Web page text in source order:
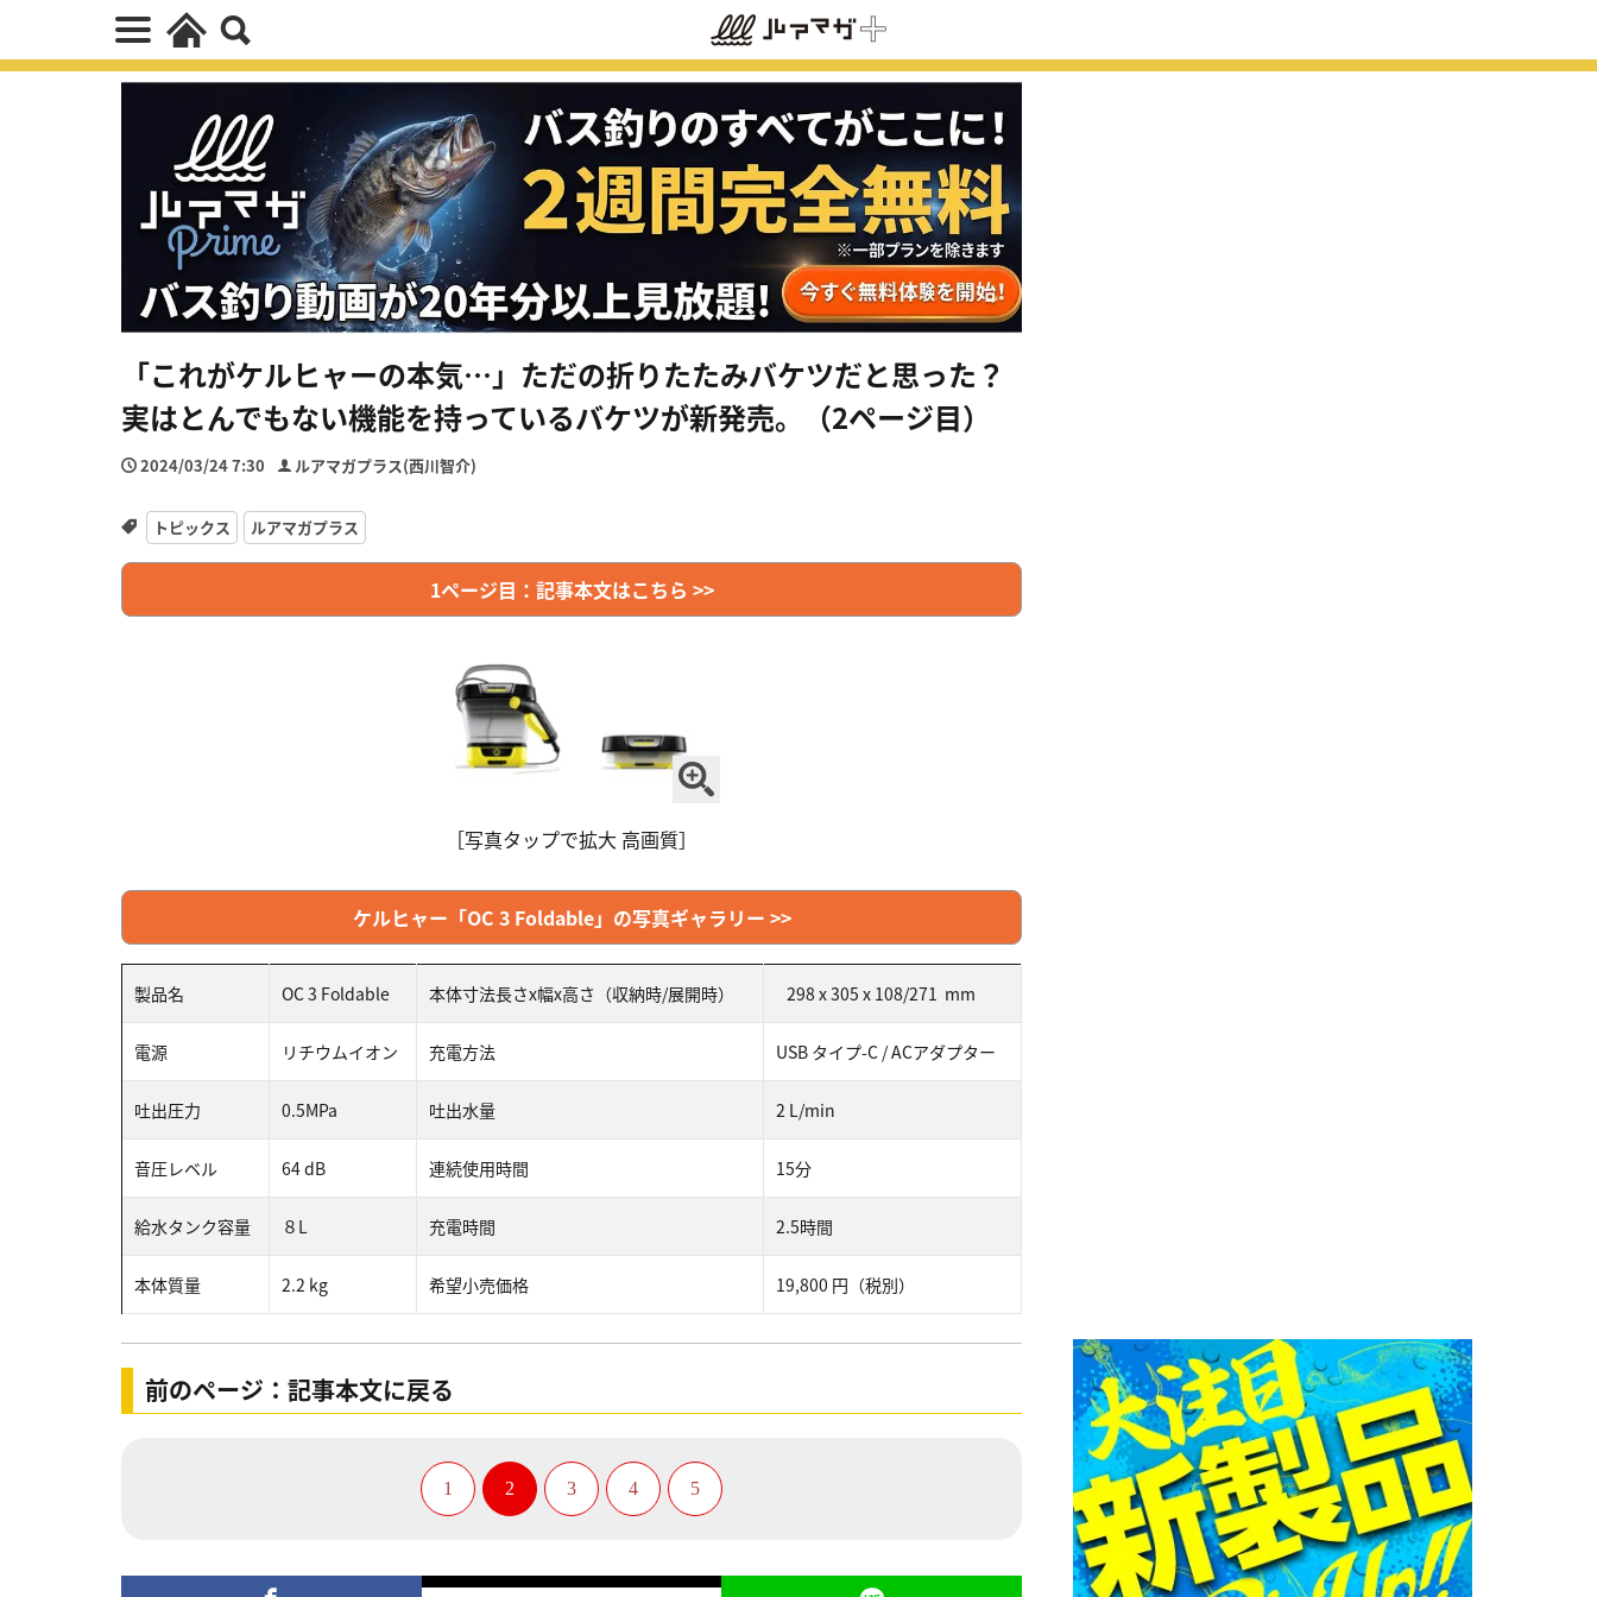
「これがケルヒャーの本気…」ただの折りたたみバケツだと思った？
実はとんでもない機能を持っているバケツが新発売。（2ページ目）
2024/03/24 7:30 ルアマガプラス(西川智介)
トピックス ルアマガプラス
1ページ目：記事本文はこちら >>
［写真タップで拡大 高画質］
ケルヒャー「OC 3 Foldable」の写真ギャラリー >>
製品名 OC 3 Foldable 本体寸法長さx幅x高さ（収納時/展開時） 298 x 305 x 108/271 mm
電源 リチウムイオン 充電方法 USB タイプ-C / ACアダプター
吐出圧力 0.5MPa 吐出水量 2 L/min
音圧レベル 64 dB 連続使用時間 15分
給水タンク容量 ８L 充電時間 2.5時間
本体質量 2.2 kg 希望小売価格 19,800 円（税別）
前のページ：記事本文に戻る
1 2 3 4 5